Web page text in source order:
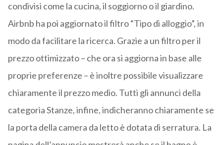
condivisi come la cucina, il soggiorno o il giardino.
Airbnb ha poi aggiornato il filtro “Tipo di alloggio”, in
modo da facilitare la ricerca. Grazie a un filtro per il
prezzo ottimizzato – che ora si aggiorna in base alle
proprie preferenze – è inoltre possibile visualizzare
chiaramente il prezzo medio. Tutti gli annunci della
categoria Stanze, infine, indicheranno chiaramente se
la porta della camera da letto è dotata di serratura. La